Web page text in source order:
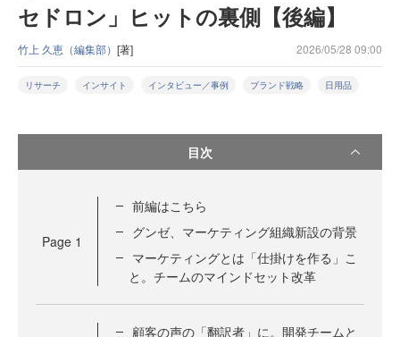
セドロン」ヒットの裏側【後編】
竹上 久恵（編集部） [著] 2026/05/28 09:00
リサーチ インサイト インタビュー／事例 ブランド戦略 日用品
目次
Page 1
前編はこちら
グンゼ、マーケティング組織新設の背景
マーケティングとは「仕掛けを作る」こ
と。チームのマインドセット改革
顧客の声の「翻訳者」に。開発チームと